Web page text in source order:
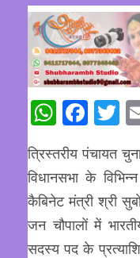
त्रिस्तरीय पंचायत
विधानसभा के
कैबिनेट मंत्री श्री
जन चौपालों में
सदस्य पद के